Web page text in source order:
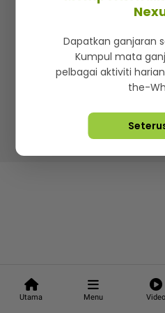
Utama Menu Video
Iklan di
Terma & Syarat
Lebih
Hakcipta Terpelihara ©2026.
Dapatkan ganjaran
Kumpul mata
pelbagai aktiviti
the-